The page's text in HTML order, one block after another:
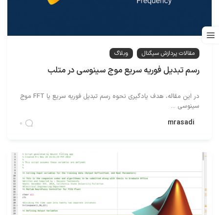
مقالات پردازش سیگنال وبلاگ
رسم تبدیل فوریه سریع موج سینوسی در متلب
در این مقاله، هدف یادگیری نحوه رسم تبدیل فوریه سریع یا FFT موج
سینوسی ...
mrasadi
0